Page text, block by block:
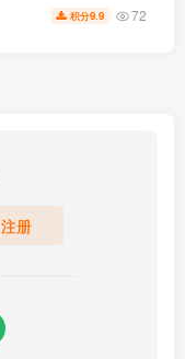
积分9.9 72
注册